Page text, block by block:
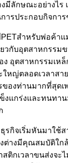
งมีลักษณะอย่างไร
ารประกอบกิจกา
สำหรับพ่อค้า
ยวกับอุตสาหกรรม
ง อุตสาหกรรมเห
หญ่ตลอดเวลาสา
องท่านมากที่สุดเ
งแกร่งและทนทา
รกิจเริ่มหันมาใช้
งต่างมีคุณสมบัติใก
ติกเวลาขนส่งจะ